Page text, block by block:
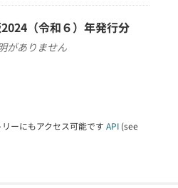
（令和６）年発行分
がありません
ーにもアクセス可能です API (see